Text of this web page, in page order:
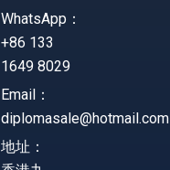
WhatsApp：
+86 133
1649 8029
Email：
diplomasale@hotmail.com
地址：